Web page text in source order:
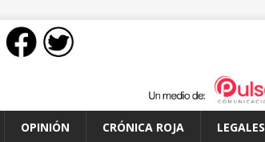
OPINIÓN CRÓNICA ROJA LEGALES